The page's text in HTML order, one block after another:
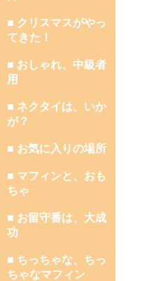
■ クリスマスがやっ
てきた！
■ おしゃれ、中級者
用
■ ネクタイは、いか
が？
■ お気に入りの場所
■ マフィンと、おも
ちゃ
■ お留守番は、大成
功
■ ちっちゃな、ちっ
ちゃなマフィン